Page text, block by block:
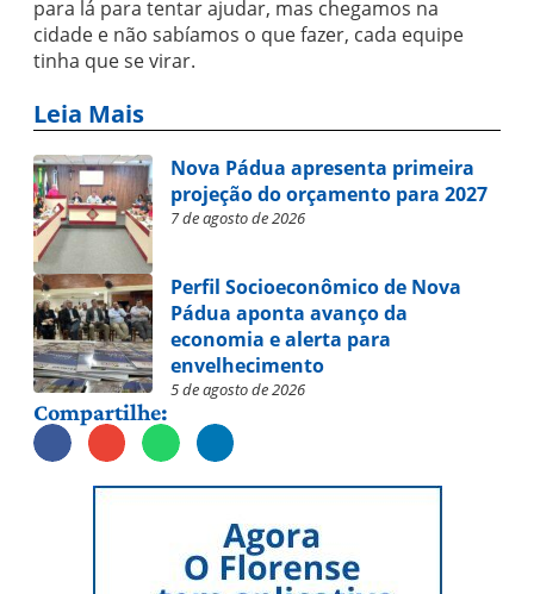
para lá para tentar ajudar, mas chegamos na
cidade e não sabíamos o que fazer, cada equipe
tinha que se virar.
Leia Mais
Nova Pádua apresenta primeira
projeção do orçamento para 2027
7 de agosto de 2026
Perfil Socioeconômico de Nova
Pádua aponta avanço da
economia e alerta para
envelhecimento
5 de agosto de 2026
Compartilhe: